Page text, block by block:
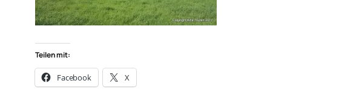
Teilen mit:
Facebook X